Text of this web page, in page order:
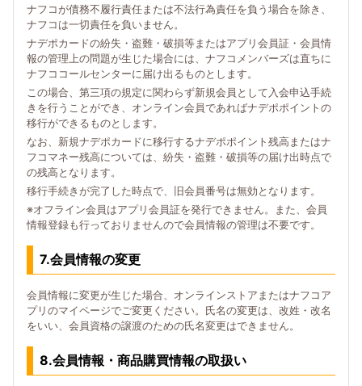
ナフコが債務不履行責任または不法行為責任を負う場合を除き、
ナフコは一切責任を負いません。
ナデポカードの紛失・盗難・破損等またはアプリ会員証・会員情
報の管理上の問題が生じた場合には、ナフコメンバーズは直ちに
ナフココールセンターに届け出るものとします。
この場合、第三項の規定に関わらず新規会員として入会申込手続
きを行うことができ、オンライン会員であればナデポポイントの
移行ができるものとします。
なお、新規ナデポカードに移行するナデポポイント残高またはナ
フコマネー残高については、紛失・盗難・破損等の届け出時点で
の残高となります。
移行手続きが完了した時点で、旧会員番号は無効となります。
※オフライン会員はアプリ会員証を発行できません。また、会員
情報登録も行っておりませんので会員情報の管理は不要です。
7.会員情報の変更
会員情報に変更が生じた場合、オンラインストアまたはナフコア
プリのマイページでご変更ください。氏名の変更は、改姓・改名
をいい、会員資格の譲渡のための氏名変更はできません。
8.会員情報・商品購買情報の取扱い